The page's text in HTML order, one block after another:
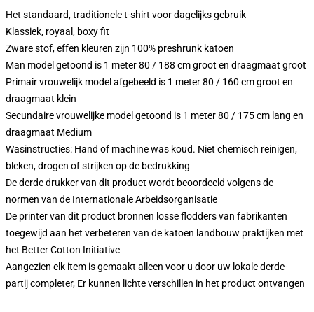
Het standaard, traditionele t-shirt voor dagelijks gebruik
Klassiek, royaal, boxy fit
Zware stof, effen kleuren zijn 100% preshrunk katoen
Man model getoond is 1 meter 80 / 188 cm groot en draagmaat groot
Primair vrouwelijk model afgebeeld is 1 meter 80 / 160 cm groot en
draagmaat klein
Secundaire vrouwelijke model getoond is 1 meter 80 / 175 cm lang en
draagmaat Medium
Wasinstructies: Hand of machine was koud. Niet chemisch reinigen,
bleken, drogen of strijken op de bedrukking
De derde drukker van dit product wordt beoordeeld volgens de
normen van de Internationale Arbeidsorganisatie
De printer van dit product bronnen losse flodders van fabrikanten
toegewijd aan het verbeteren van de katoen landbouw praktijken met
het Better Cotton Initiative
Aangezien elk item is gemaakt alleen voor u door uw lokale derde-
partij completer, Er kunnen lichte verschillen in het product ontvangen